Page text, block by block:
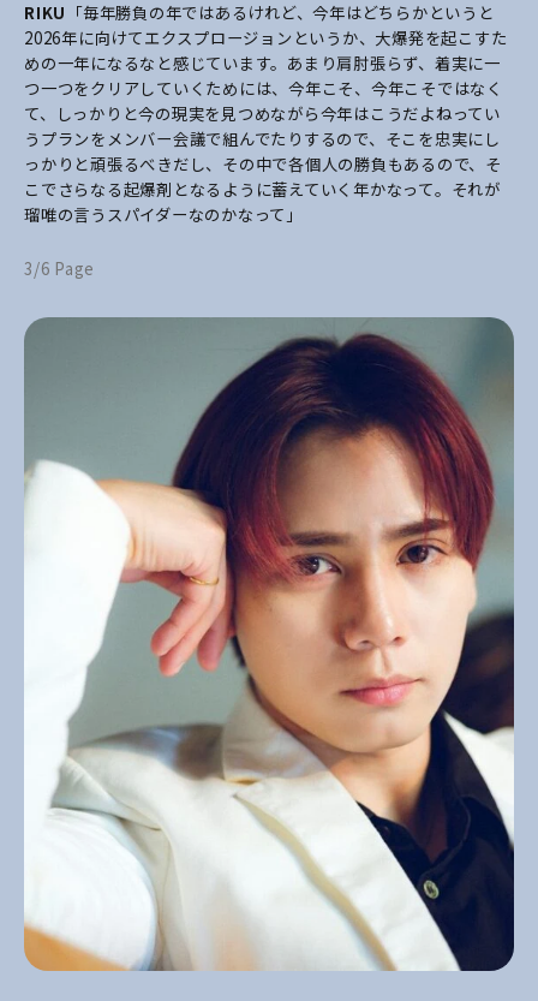
RIKU 「毎年勝負の年ではあるけれど、今年はどちらかというと
2026年に向けてエクスプロージョンというか、大爆発を起こすた
めの一年になるなと感じています。あまり肩肘張らず、着実に一
つ一つをクリアしていくためには、今年こそ、今年こそではなく
て、しっかりと今の現実を見つめながら今年はこうだよねってい
うプランをメンバー会議で組んでたりするので、そこを忠実にし
っかりと頑張るべきだし、その中で各個人の勝負もあるので、そ
こでさらなる起爆剤となるように蓄えていく年かなって。それが
瑠唯の言うスパイダーなのかなって」
3/6 Page